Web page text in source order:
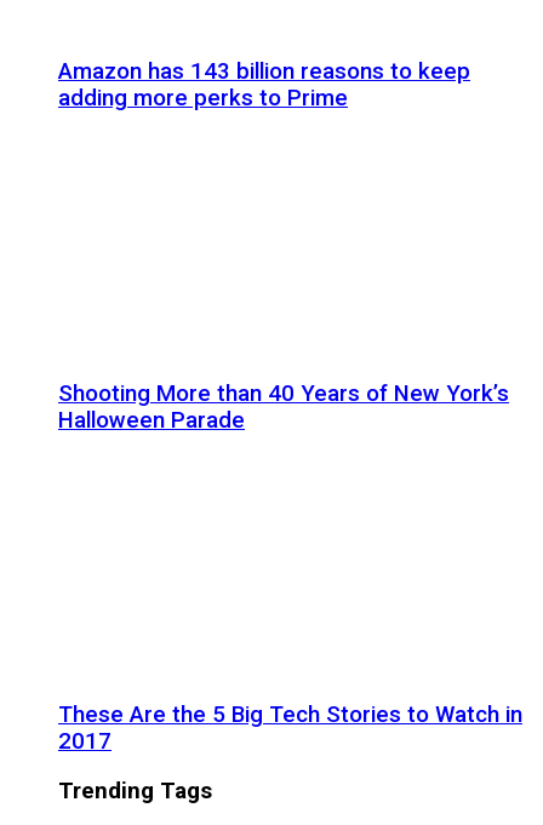
Amazon has 143 billion reasons to keep
adding more perks to Prime
Shooting More than 40 Years of New York’s
Halloween Parade
These Are the 5 Big Tech Stories to Watch in
2017
Trending Tags